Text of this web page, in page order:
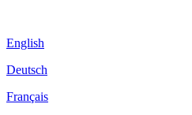
English
Deutsch
Français